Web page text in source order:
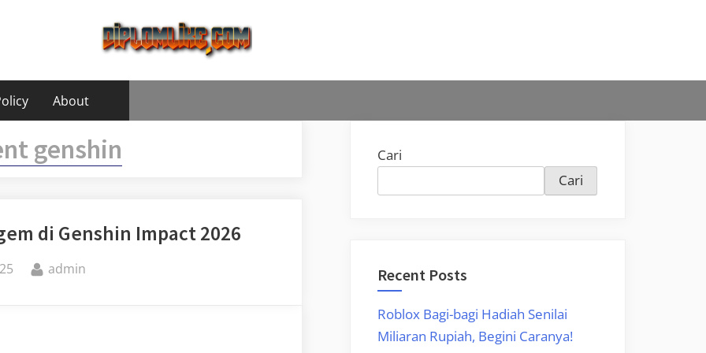
About
genshin
di Genshin Impact 2026
By
admin
Cari
Cari
Recent Posts
Roblox Bagi-bagi Hadiah Senilai
Miliaran Rupiah, Begini Caranya!